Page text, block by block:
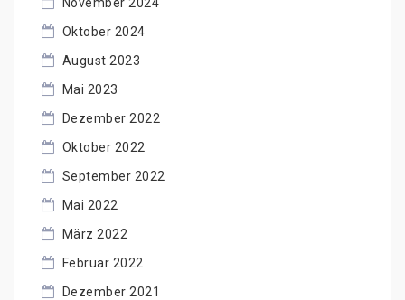
Oktober 2024
August 2023
Mai 2023
Dezember 2022
Oktober 2022
September 2022
Mai 2022
März 2022
Februar 2022
Dezember 2021